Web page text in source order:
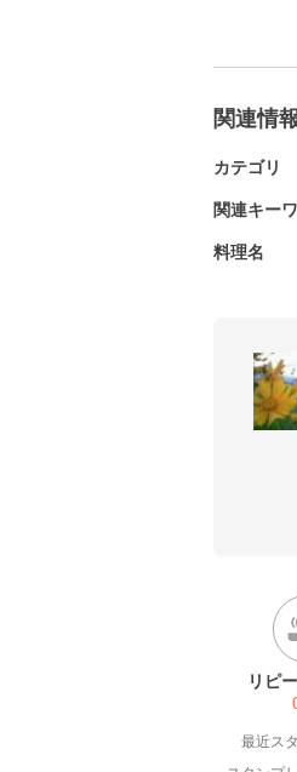
関連情
カテゴリ
関連キー
料理名
リピ
最近ス